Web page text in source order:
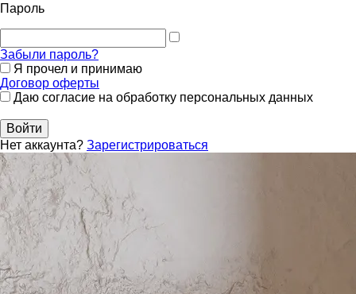
Пароль
Забыли пароль?
Я прочел и принимаю
Договор оферты
Даю согласие на обработку персональных данных
Войти
Нет аккаунта? Зарегистрироваться